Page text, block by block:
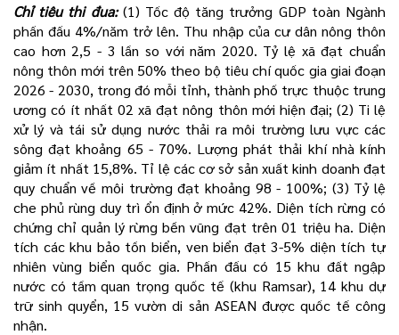
Chỉ tiêu thi đua:(1) Tốc độ tăng trưởng GDP toàn Ngành
phấn đấu 4%/năm trở lên. Thu nhập của cư dân nông thôn
cao hơn 2,5 - 3 lần so với năm 2020. Tỷ lệ xã đạt chuẩn
nông thôn mới trên 50% theo bộ tiêu chí quốc gia giai đoạn
2026 - 2030, trong đó mỗi tỉnh, thành phố trực thuộc trung
ương có ít nhất 02 xã đạt nông thôn mới hiện đại; (2) Ti lệ
xử lý và tái sử dụng nước thải ra môi trường lưu vực các
sông đạt khoảng 65 - 70%. Lượng phát thải khí nhà kính
giảm ít nhất 15,8%. Tỉ lệ các cơ sở sản xuất kinh doanh đạt
quy chuẩn về môi trường đạt khoảng 98 - 100%; (3) Tỷ lệ
che phủ rùng duy trì ổn định ở mức 42%. Diện tích rừng có
chứng chỉ quản lý rừng bền vũng đạt trên 01 triệu ha. Diện
tích các khu bảo tồn biển, ven biển đạt 3-5% diện tích tự
nhiên vùng biển quốc gia. Phấn đấu có 15 khu đất ngập
nước có tầm quan trọng quốc tế (khu Ramsar), 14 khu dự
trữ sinh quyển, 15 vườn di sản ASEAN được quốc tế công
nhận.